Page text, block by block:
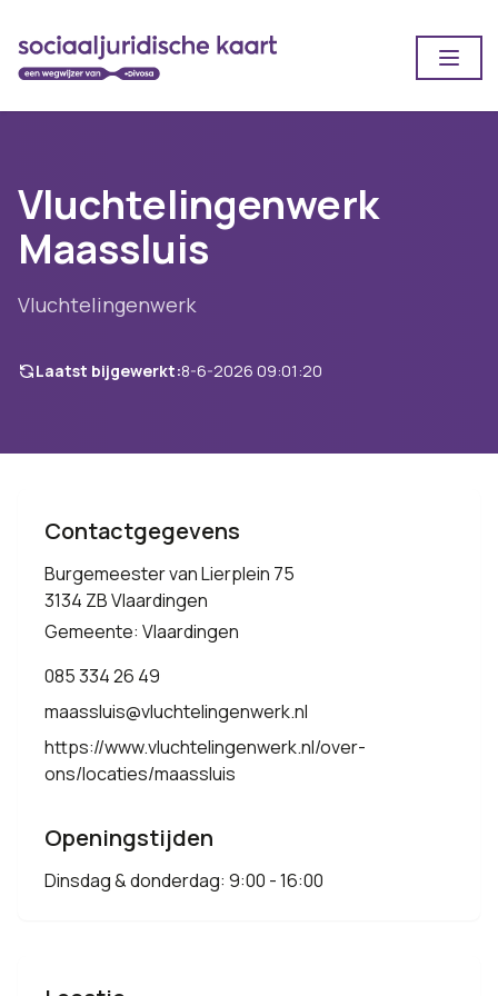
Vluchtelingenwerk
Maassluis
Vluchtelingenwerk
Laatst bijgewerkt:8-6-2026 09:01:20
Contactgegevens
Burgemeester van Lierplein 75
3134 ZB Vlaardingen
Gemeente: Vlaardingen
085 334 26 49
maassluis@vluchtelingenwerk.nl
https://www.vluchtelingenwerk.nl/over-
ons/locaties/maassluis
Openingstijden
Dinsdag & donderdag: 9:00 - 16:00